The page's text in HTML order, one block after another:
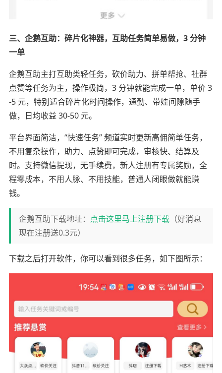
三、企鹅互助：碎片化神器，互助任务简单易做，3 分钟
一单
企鹅互助主打互助类轻任务，砍价助力、拼单帮抢、社群
点赞等任务为主，操作极简，3 分钟就能完成一单，单价 3
-5 元，特别适合碎片化时间操作，通勤、带娃间隙随手
做，日均收益 30-50 元。
平台界面简洁，“快速任务” 频道实时更新高佣简单任务，
不用复杂操作，助力、点赞即可完成，审核快、结算及
时。支持微信提现，无手续费，新人注册有专属奖励，全
程零成本，不用人脉、不用技能，普通人闭眼做就能赚
钱。
企鹅互助下载地址： 点击这里马上注册下载（好消息
现在注册送0.3元）
下载之后打开软件，你可以看到很多任务，如下图所示：